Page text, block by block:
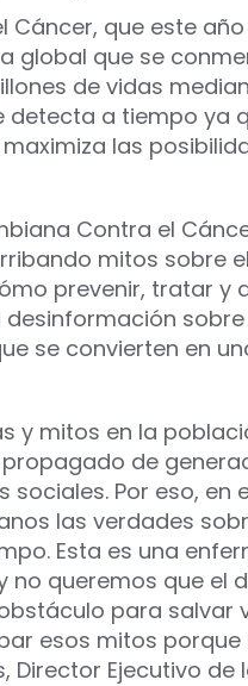
Cáncer, que este
global que se
de vidas
detecta a tiempo
las
Contra el
mitos sobre
prevenir, tratar y
se convierten en
y mitos en la
de
sociales. Por eso,
las verdades
Esta es una
no queremos que
para salvar
esos mitos
Director Ejecutivo